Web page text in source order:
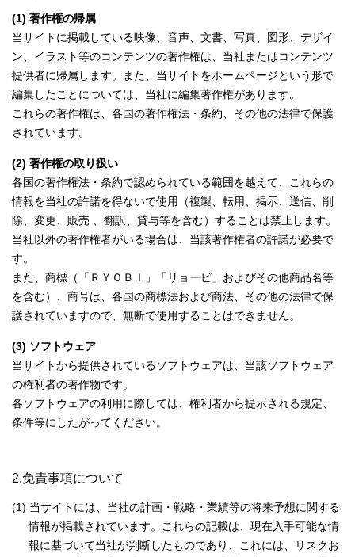
(1) 著作権の帰属
当サイトに掲載している映像、音声、文書、写真、図形、デザイ
ン、イラスト等のコンテンツの著作権は、当社またはコンテンツ
提供者に帰属します。また、当サイトをホームページという形で
編集したことについては、当社に編集著作権があります。
これらの著作権は、各国の著作権法・条約、その他の法律で保護
されています。
(2) 著作権の取り扱い
各国の著作権法・条約で認められている範囲を越えて、これらの
情報を当社の許諾を得ないで使用（複製、転用、掲示、送信、削
除、変更、販売 、翻訳、貸与等を含む）することは禁止します。
当社以外の著作権者がいる場合は、当該著作権者の許諾が必要で
す。
また、商標（「ＲＹＯＢＩ」「リョービ」およびその他商品名等
を含む）、商号は、各国の商標法および商法、その他の法律で保
護されていますので、無断で使用することはできません。
(3) ソフトウェア
当サイトから提供されているソフトウェアは、当該ソフトウェア
の権利者の著作物です。
各ソフトウェアの利用に際しては、権利者から提示される規定、
条件等にしたがってください。
2.免責事項について
(1) 当サイトには、当社の計画・戦略・業績等の将来予想に関する
情報が掲載されています。これらの記載は、現在入手可能な情
報に基づいて当社が判断したものであり、これには、リスクお